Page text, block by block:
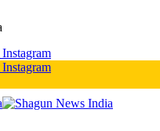
Instagram
Instagram